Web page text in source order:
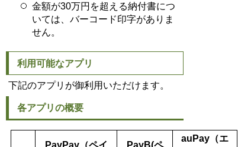
金額が30万円を超える納付書につ
いては、バーコード印字がありま
せん。
利用可能なアプリ
下記のアプリが御利用いただけます。
各アプリの概要
auPay（エ